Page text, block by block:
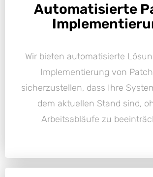
Automatisierte
Wir bieten automatisierte
Implementierung von
sicherzustellen, dass Ihre
dem aktuellen Stand sind,
Arbeitsabläufe zu